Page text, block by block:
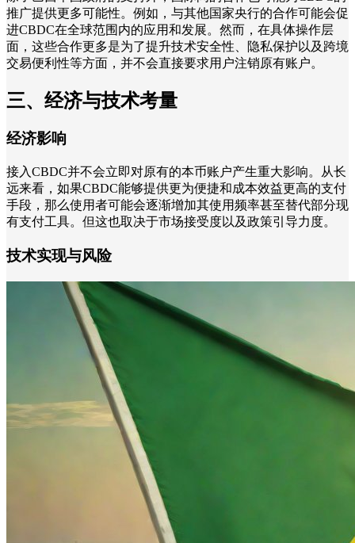
推广提供更多可能性。例如，与其他国家央行的合作可能会促
进CBDC在全球范围内的应用和发展。然而，在具体操作层
面，这些合作更多是为了提升技术安全性、隐私保护以及跨境
交易便利性等方面，并不会直接要求用户注销原有账户。
三、经济与技术考量
经济影响
接入CBDC并不会立即对原有的本币账户产生重大影响。从长
远来看，如果CBDC能够提供更为便捷和成本效益更高的支付
手段，那么使用者可能会逐渐增加其使用频率甚至替代部分现
有支付工具。但这也取决于市场接受度以及政策引导力度。
技术实现与风险